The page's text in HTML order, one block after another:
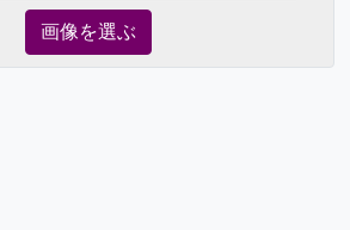
画像を選ぶ